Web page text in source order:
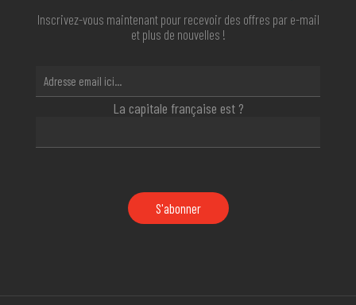
Inscrivez-vous maintenant pour recevoir des offres par e-mail
et plus de nouvelles !
La capitale française est ?